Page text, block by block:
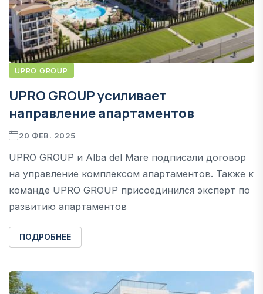
UPRO GROUP
UPRO GROUP усиливает
направление апартаментов
20 ФЕВ. 2025
UPRO GROUP и Alba del Mare подписали договор
на управление комплексом апартаментов. Также к
команде UPRO GROUP присоединился эксперт по
развитию апартаментов
ПОДРОБНЕЕ